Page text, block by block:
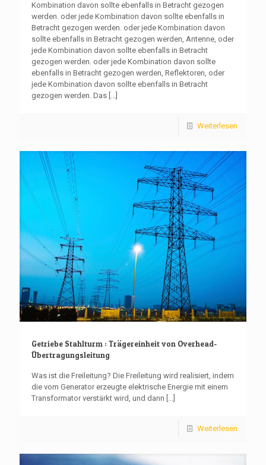
Kombination davon sollte ebenfalls in Betracht gezogen
werden. oder jede Kombination davon sollte ebenfalls in
Betracht gezogen werden. oder jede Kombination davon
sollte ebenfalls in Betracht gezogen werden, Antenne, oder
jede Kombination davon sollte ebenfalls in Betracht
gezogen werden. oder jede Kombination davon sollte
ebenfalls in Betracht gezogen werden, Reflektoren, oder
jede Kombination davon sollte ebenfalls in Betracht
gezogen werden. Das [...]
Weiterlesen
Getriebe Stahlturm : Trägereinheit von Overhead-
Übertragungsleitung
Was ist die Freileitung? Die Freileitung wird realisiert, indem
die vom Generator erzeugte elektrische Energie mit einem
Transformator verstärkt wird, und dann [...]
Weiterlesen